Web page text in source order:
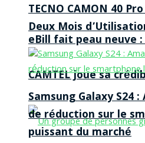
eBill fait peau neuve
CAMTEL joue sa
TECNO CAMON 40
Deux Mois
Samsung Galaxy S24
de réduction sur le
puissant du marché